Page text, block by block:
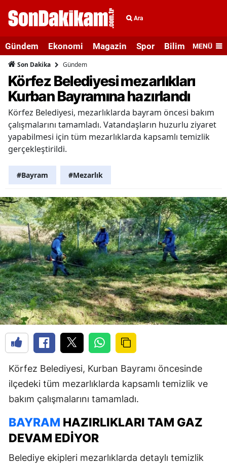
Ara
Gündem Ekonomi Magazin Spor Bilim veMENÜ
Son Dakika Gündem
Körfez Belediyesi mezarlıkları
Kurban Bayramına hazırlandı
Körfez Belediyesi, mezarlıklarda bayram öncesi bakım
çalışmalarını tamamladı. Vatandaşların huzurlu ziyaret
yapabilmesi için tüm mezarlıklarda kapsamlı temizlik
gerçekleştirildi.
#Bayram #Mezarlık
Körfez Belediyesi, Kurban Bayramı öncesinde
ilçedeki tüm mezarlıklarda kapsamlı temizlik ve
bakım çalışmalarını tamamladı.
BAYRAM HAZIRLIKLARI TAM GAZ
DEVAM EDIYOR
Belediye ekipleri mezarlıklarda detaylı temizlik